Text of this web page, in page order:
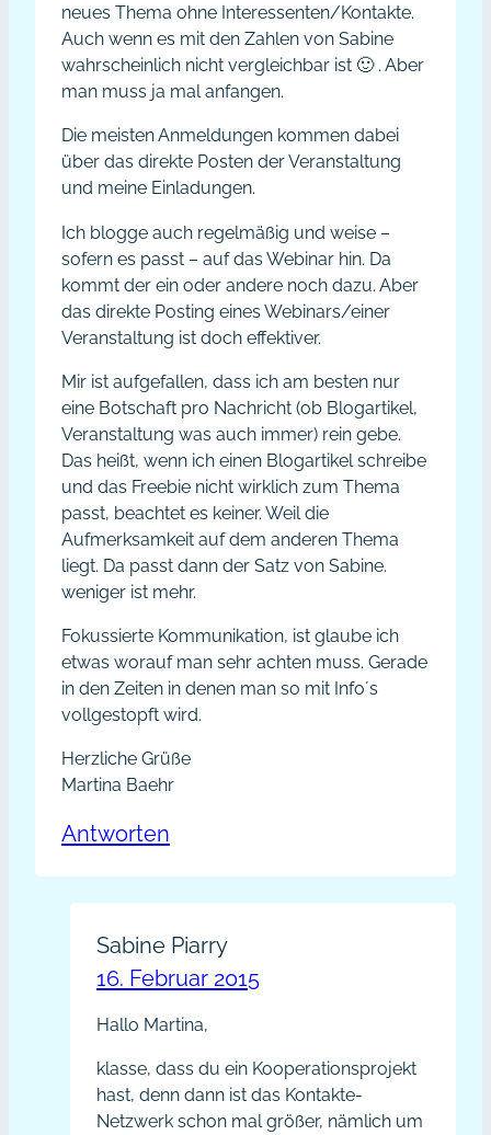
neues Thema ohne Interessenten/Kontakte.
Auch wenn es mit den Zahlen von Sabine
wahrscheinlich nicht vergleichbar ist 🙂 . Aber
man muss ja mal anfangen.
Die meisten Anmeldungen kommen dabei
über das direkte Posten der Veranstaltung
und meine Einladungen.
Ich blogge auch regelmäßig und weise –
sofern es passt – auf das Webinar hin. Da
kommt der ein oder andere noch dazu. Aber
das direkte Posting eines Webinars/einer
Veranstaltung ist doch effektiver.
Mir ist aufgefallen, dass ich am besten nur
eine Botschaft pro Nachricht (ob Blogartikel,
Veranstaltung was auch immer) rein gebe.
Das heißt, wenn ich einen Blogartikel schreibe
und das Freebie nicht wirklich zum Thema
passt, beachtet es keiner. Weil die
Aufmerksamkeit auf dem anderen Thema
liegt. Da passt dann der Satz von Sabine.
weniger ist mehr.
Fokussierte Kommunikation, ist glaube ich
etwas worauf man sehr achten muss. Gerade
in den Zeiten in denen man so mit Info´s
vollgestopft wird.
Herzliche Grüße
Martina Baehr
Antworten
Sabine Piarry
16. Februar 2015
Hallo Martina,
klasse, dass du ein Kooperationsprojekt
hast, denn dann ist das Kontakte-
Netzwerk schon mal größer, nämlich um